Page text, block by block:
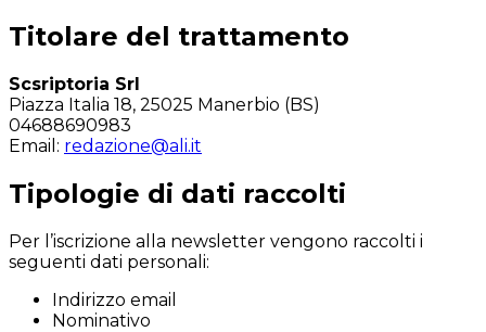
Titolare del trattamento
Scsriptoria Srl
Piazza Italia 18, 25025 Manerbio (BS)
04688690983
Email: redazione@ali.it
Tipologie di dati raccolti
Per l’iscrizione alla newsletter vengono raccolti i
seguenti dati personali:
Indirizzo email
Nominativo